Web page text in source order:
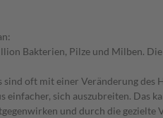
Bakterien, Pilze und Milben.
oft mit einer Veränderung
sich auszubreiten.
und durch die